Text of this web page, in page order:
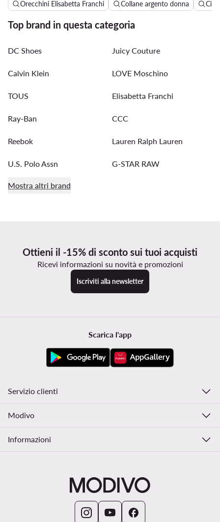
Orecchini Elisabetta Franchi Collane argento donna
Top brand in questa categoria
DC Shoes Juicy Couture
Calvin Klein LOVE Moschino
TOUS Elisabetta Franchi
Ray-Ban CCC
Reebok Lauren Ralph Lauren
U.S. Polo Assn G-STAR RAW
Mostra altri brand
Ottieni il -15% di sconto sui tuoi acquisti
Ricevi informazioni su novità e promozioni
Iscriviti alla newsletter
Scarica l'app
Servizio clienti
Modivo
Informazioni